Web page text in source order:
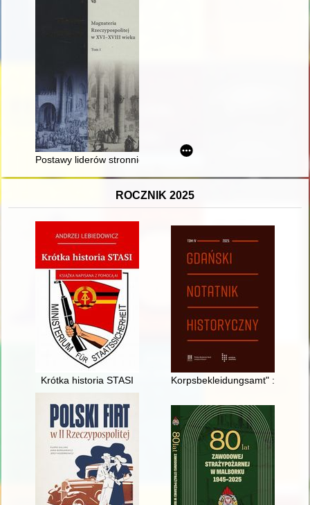
Postawy liderów stronnictwa królewskiego podczas kampanii
ROCZNIK 2025
Krótka historia STASI Korpsbekleidungsamt" :